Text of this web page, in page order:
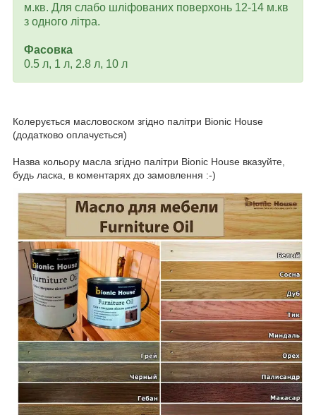
м.кв. Для слабо шліфованих поверхонь 12-14 м.кв
з одного літра.
Фасовка
0.5 л, 1 л, 2.8 л, 10 л
Колерується масловоском згідно палітри Bionic House
(додатково оплачується)
Назва кольору масла згідно палітри Bionic House вказуйте,
будь ласка, в коментарях до замовлення :-)